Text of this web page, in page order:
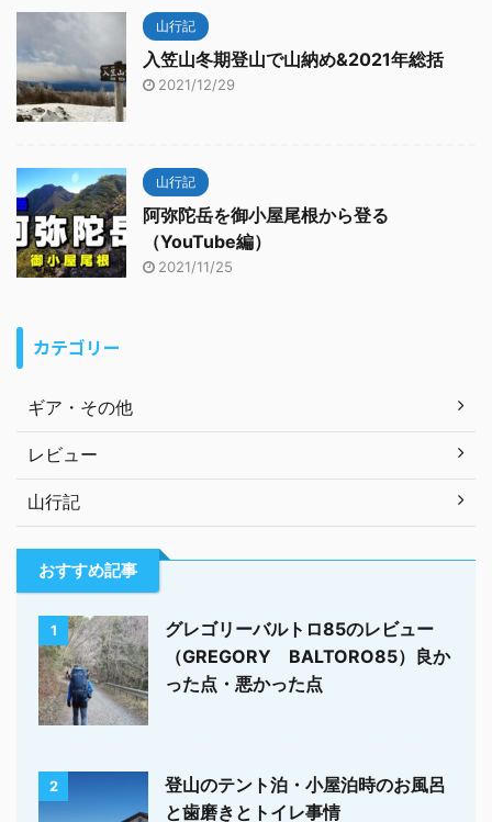
山行記
入笠山冬期登山で山納め&2021年総括
2021/12/29
山行記
阿弥陀岳を御小屋尾根から登る
（YouTube編）
2021/11/25
カテゴリー
ギア・その他
レビュー
山行記
おすすめ記事
1
グレゴリーバルトロ85のレビュー
（GREGORY BALTORO85）良か
った点・悪かった点
2
登山のテント泊・小屋泊時のお風呂
と歯磨きとトイレ事情